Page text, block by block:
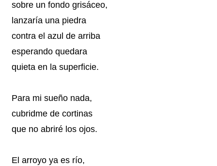
sobre un fondo grisáceo,
lanzaría una piedra
contra el azul de arriba
esperando quedara
quieta en la superficie.
Para mi sueño nada,
cubridme de cortinas
que no abriré los ojos.
El arroyo ya es río,